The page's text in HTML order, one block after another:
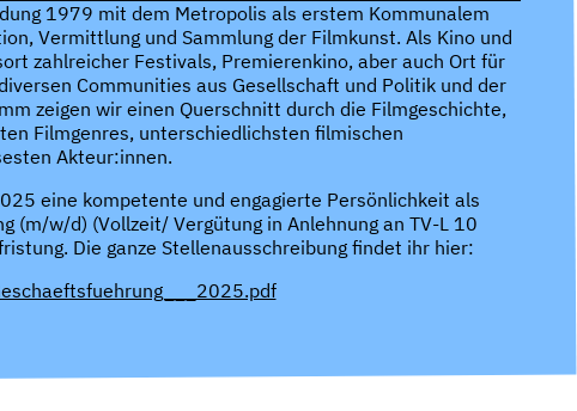
1979 mit dem Metropolis als erstem Kommunalem
Vermittlung und Sammlung der Filmkunst. Als Kino und
zahlreicher Festivals, Premierenkino, aber auch Ort für
Communities aus Gesellschaft und Politik und der
zeigen wir einen Querschnitt durch die Filmgeschichte,
Filmgenres, unterschiedlichsten filmischen
Akteur:innen.
eine kompetente und engagierte Persönlichkeit als
(m/w/d) (Vollzeit/ Vergütung in Anlehnung an TV-L 10
Die ganze Stellenausschreibung findet ihr hier: